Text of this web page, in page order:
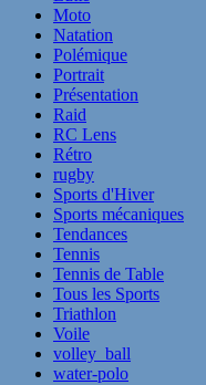
Moto
Natation
Polémique
Portrait
Présentation
Raid
RC Lens
Rétro
rugby
Sports d'Hiver
Sports mécaniques
Tendances
Tennis
Tennis de Table
Tous les Sports
Triathlon
Voile
volley_ball
water-polo